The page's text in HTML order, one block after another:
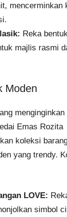
mencerminkan
Reka
majlis rasmi
Moden
menginginkan
Emas Rozita
koleksi
yang trendy.
LOVE:
simbol